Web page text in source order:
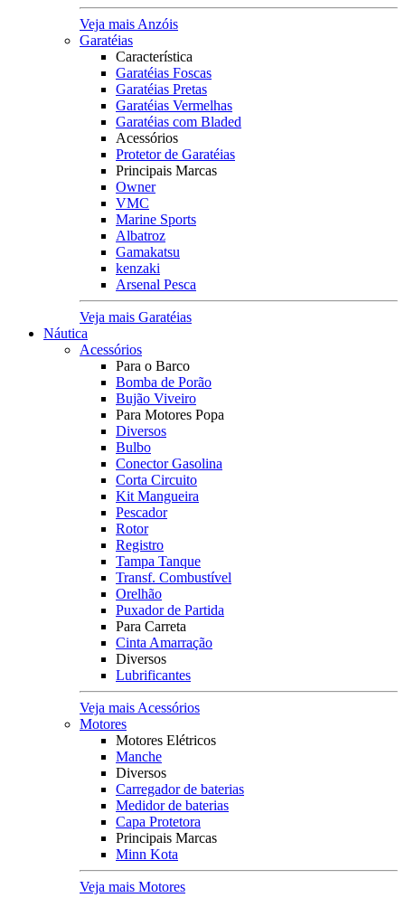
Veja mais Anzóis
Garatéias
Característica
Garatéias Foscas
Garatéias Pretas
Garatéias Vermelhas
Garatéias com Bladed
Acessórios
Protetor de Garatéias
Principais Marcas
Owner
VMC
Marine Sports
Albatroz
Gamakatsu
kenzaki
Arsenal Pesca
Veja mais Garatéias
Náutica
Acessórios
Para o Barco
Bomba de Porão
Bujão Viveiro
Para Motores Popa
Diversos
Bulbo
Conector Gasolina
Corta Circuito
Kit Mangueira
Pescador
Rotor
Registro
Tampa Tanque
Transf. Combustível
Orelhão
Puxador de Partida
Para Carreta
Cinta Amarração
Diversos
Lubrificantes
Veja mais Acessórios
Motores
Motores Elétricos
Manche
Diversos
Carregador de baterias
Medidor de baterias
Capa Protetora
Principais Marcas
Minn Kota
Veja mais Motores